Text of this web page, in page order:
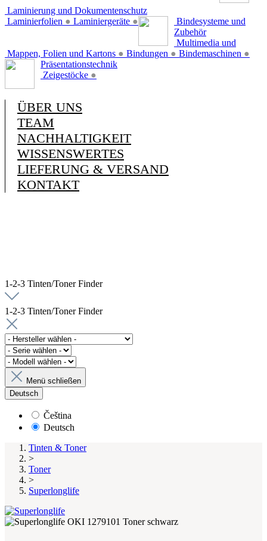
Laminierung und Dokumentenschutz
Laminierfolien ● Laminiergeräte ●
Bindesysteme und
Zubehör
Mappen, Folien und Kartons ● Bindungen ● Bindemaschinen ●
Multimedia und
Präsentationstechnik
Zeigestöcke ●
ÜBER UNS
TEAM
NACHHALTIGKEIT
WISSENSWERTES
LIEFERUNG & VERSAND
KONTAKT
1-2-3 Tinten/Toner Finder
1-2-3 Tinten/Toner Finder
Menü schließen
Deutsch
Čeština
Deutsch
Tinten & Toner
>
Toner
>
Superlonglife